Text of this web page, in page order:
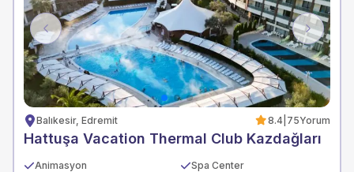
Previous Next
Balıkesir, Edremit 8.4 75Yorum
Hattuşa Vacation Thermal Club Kazdağları
Animasyon
Spa Center